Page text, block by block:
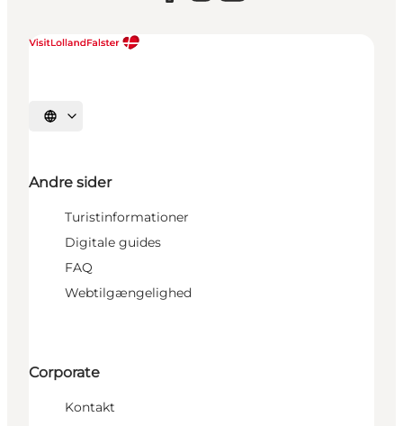
Vælg sprog
Andre sider
Turistinformationer
Digitale guides
FAQ
Webtilgængelighed
Corporate
Kontakt